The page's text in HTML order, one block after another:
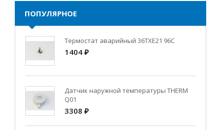
ПОПУЛЯРНОЕ
Термостат аварийный 36TXE21 96C
1404 ₽
Датчик наружной температуры THERM
Q01
3308 ₽